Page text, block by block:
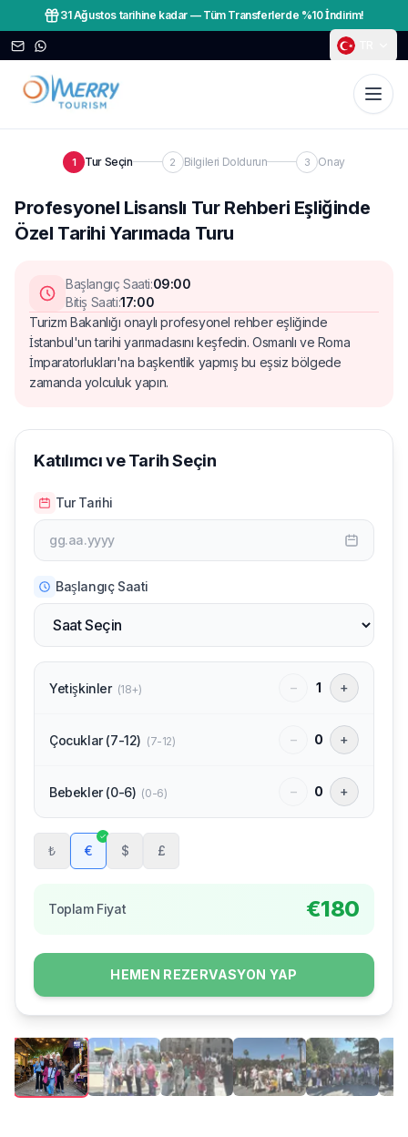
31 Ağustos tarihine kadar — Tüm Transferlerde %10 İndirim!
1 Tur Seçin 2 Bilgileri Doldurun 3 Onay
Profesyonel Lisanslı Tur Rehberi Eşliğinde
Özel Tarihi Yarımada Turu
Başlangıç Saati:09:00
Bitiş Saati:17:00
Turizm Bakanlığı onaylı profesyonel rehber eşliğinde
İstanbul'un tarihi yarımadasını keşfedin. Osmanlı ve Roma
İmparatorlukları'na başkentlik yapmış bu eşsiz bölgede
zamanda yolculuk yapın.
Katılımcı ve Tarih Seçin
Tur Tarihi
gg.aa.yyyy
Başlangıç Saati
Yetişkinler (18+) − 1 +
Çocuklar (7-12) (7-12) − 0 +
Bebekler (0-6) (0-6) − 0 +
₺ € $ £
Toplam Fiyat €180
HEMEN REZERVASYON YAP